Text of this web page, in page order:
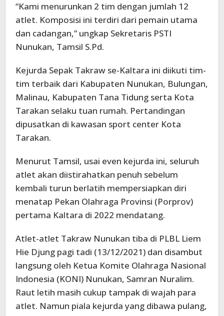
“Kami menurunkan 2 tim dengan jumlah 12
atlet. Komposisi ini terdiri dari pemain utama
dan cadangan,” ungkap Sekretaris PSTI
Nunukan, Tamsil S.Pd.
Kejurda Sepak Takraw se-Kaltara ini diikuti tim-
tim terbaik dari Kabupaten Nunukan, Bulungan,
Malinau, Kabupaten Tana Tidung serta Kota
Tarakan selaku tuan rumah. Pertandingan
dipusatkan di kawasan sport center Kota
Tarakan.
Menurut Tamsil, usai even kejurda ini, seluruh
atlet akan diistirahatkan penuh sebelum
kembali turun berlatih mempersiapkan diri
menatap Pekan Olahraga Provinsi (Porprov)
pertama Kaltara di 2022 mendatang.
Atlet-atlet Takraw Nunukan tiba di PLBL Liem
Hie Djung pagi tadi (13/12/2021) dan disambut
langsung oleh Ketua Komite Olahraga Nasional
Indonesia (KONI) Nunukan, Samran Nuralim.
Raut letih masih cukup tampak di wajah para
atlet. Namun piala kejurda yang dibawa pulang,